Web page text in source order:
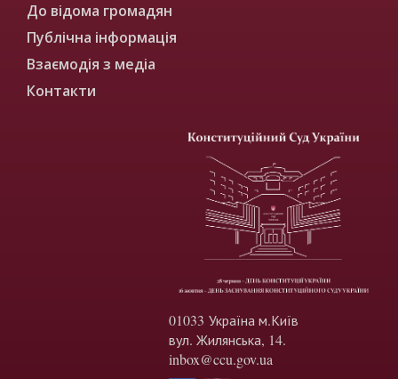
До відома громадян
Публічна інформація
Взаємодія з медіа
Контакти
01033 Україна м.Київ
вул. Жилянська, 14.
inbox@ccu.gov.ua